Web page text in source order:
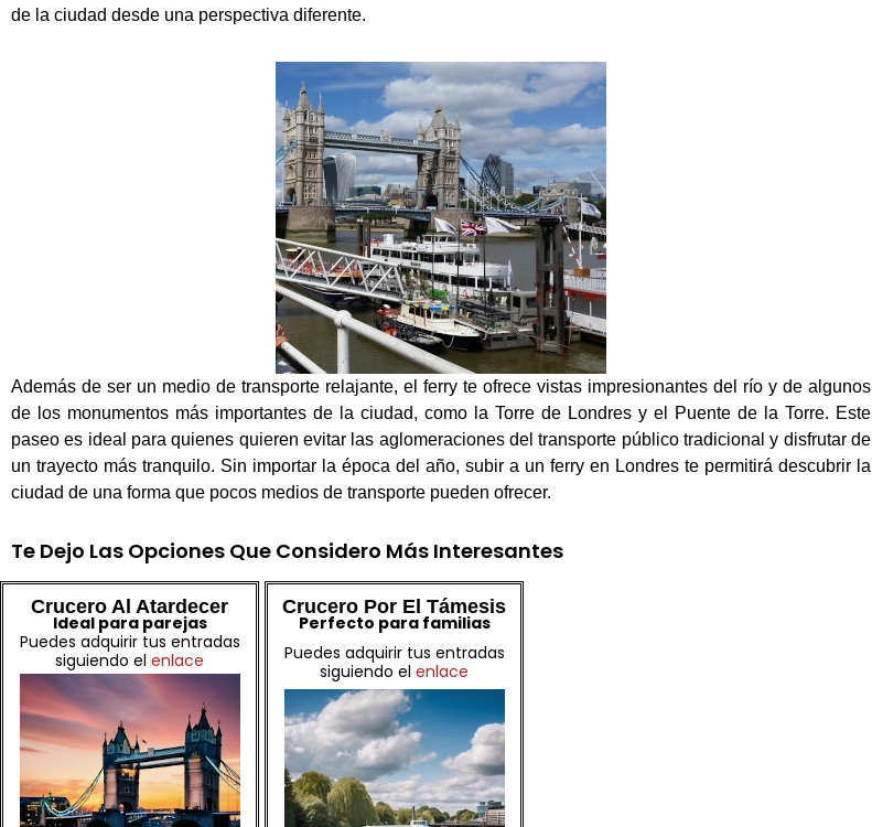
de la ciudad desde una perspectiva diferente.
Además de ser un medio de transporte relajante, el ferry te ofrece vistas impresionantes del río y de algunos
de los monumentos más importantes de la ciudad, como la Torre de Londres y el Puente de la Torre. Este
paseo es ideal para quienes quieren evitar las aglomeraciones del transporte público tradicional y disfrutar de
un trayecto más tranquilo. Sin importar la época del año, subir a un ferry en Londres te permitirá descubrir la
ciudad de una forma que pocos medios de transporte pueden ofrecer.
Te Dejo Las Opciones Que Considero Más Interesantes
Crucero Al Atardecer
Ideal para parejas
Puedes adquirir tus entradas
siguiendo el enlace
Crucero Por El Támesis
Perfecto para familias
Puedes adquirir tus entradas
siguiendo el enlace